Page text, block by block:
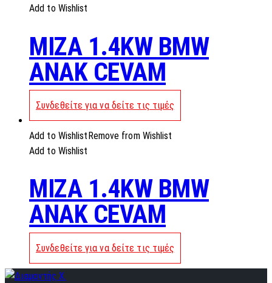
Add to Wishlist
MIZA 1.4KW BMW
ANAK CEVAM
Συνδεθείτε για να δείτε τις τιμές
Add to Wishlist Remove from Wishlist
Add to Wishlist
MIZA 1.4KW BMW
ANAK CEVAM
Συνδεθείτε για να δείτε τις τιμές